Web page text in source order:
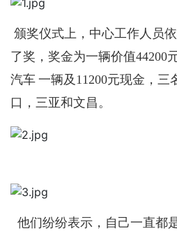
颁奖仪式上，中心工作人员
了奖，奖金为一辆价值44200
汽车 一辆及 11200元现金，三
口，三亚和文昌。
他们纷纷表示，自己一直都